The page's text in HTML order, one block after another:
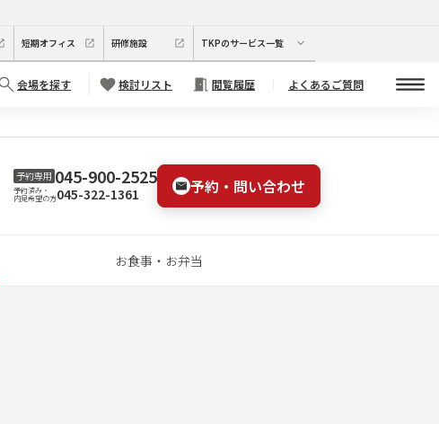
短期オフィス 研修施設 TKPのサービス一覧
会場を探す 検討リスト 閲覧履歴 よくあるご質問
予約専用 045-900-2525
予約済み・
内見希望の方045-322-1361 予約・問い合わせ
お食事・お弁当